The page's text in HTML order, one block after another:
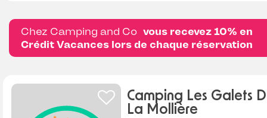
Chez Camping and Co vous recevez 10% en
Crédit Vacances lors de chaque réservation
Camping Les Galets
La Mollière